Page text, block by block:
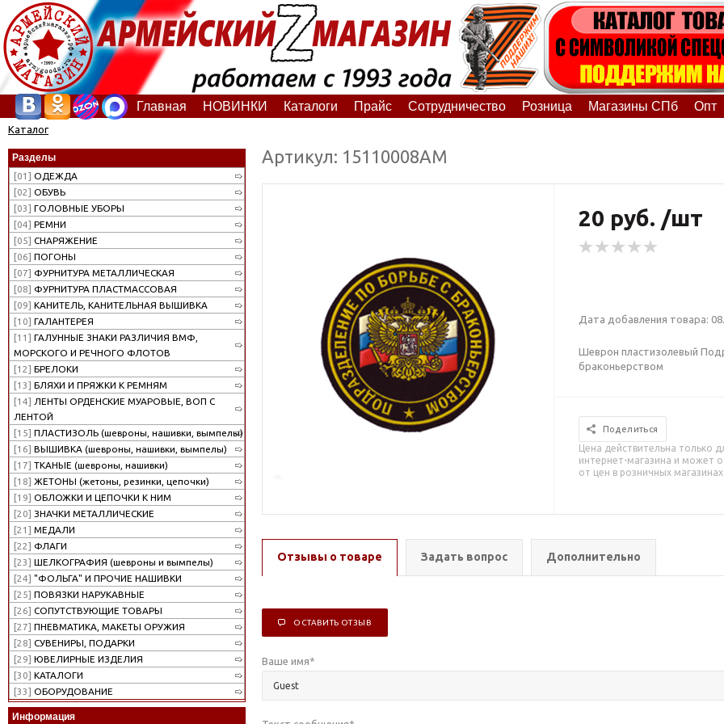
Главная НОВИНКИ Каталоги Прайс Сотрудничество Розница Магазины СПб Опт
Каталог
Разделы
[01] ОДЕЖДА
[02] ОБУВЬ
[03] ГОЛОВНЫЕ УБОРЫ
[04] РЕМНИ
[05] СНАРЯЖЕНИЕ
[06] ПОГОНЫ
[07] ФУРНИТУРА МЕТАЛЛИЧЕСКАЯ
[08] ФУРНИТУРА ПЛАСТМАССОВАЯ
[09] КАНИТЕЛЬ, КАНИТЕЛЬНАЯ ВЫШИВКА
[10] ГАЛАНТЕРЕЯ
[11] ГАЛУННЫЕ ЗНАКИ РАЗЛИЧИЯ ВМФ,
МОРСКОГО И РЕЧНОГО ФЛОТОВ
[12] БРЕЛОКИ
[13] БЛЯХИ И ПРЯЖКИ К РЕМНЯМ
[14] ЛЕНТЫ ОРДЕНСКИЕ МУАРОВЫЕ, ВОП С
ЛЕНТОЙ
[15] ПЛАСТИЗОЛЬ (шевроны, нашивки, вымпелы)
[16] ВЫШИВКА (шевроны, нашивки, вымпелы)
[17] ТКАНЫЕ (шевроны, нашивки)
[18] ЖЕТОНЫ (жетоны, резинки, цепочки)
[19] ОБЛОЖКИ И ЦЕПОЧКИ К НИМ
[20] ЗНАЧКИ МЕТАЛЛИЧЕСКИЕ
[21] МЕДАЛИ
[22] ФЛАГИ
[23] ШЕЛКОГРАФИЯ (шевроны и вымпелы)
[24] "ФОЛЬГА" И ПРОЧИЕ НАШИВКИ
[25] ПОВЯЗКИ НАРУКАВНЫЕ
[26] СОПУТСТВУЮЩИЕ ТОВАРЫ
[27] ПНЕВМАТИКА, МАКЕТЫ ОРУЖИЯ
[28] СУВЕНИРЫ, ПОДАРКИ
[29] ЮВЕЛИРНЫЕ ИЗДЕЛИЯ
[30] КАТАЛОГИ
[33] ОБОРУДОВАНИЕ
Информация
Артикул: 15110008АМ
20 руб. /шт
Дата добавления товара:
Шеврон пластизолевый
браконьерством
Поделиться
Цена действительна только
интернет-магазина и может
от цен в розничных магазинах
Отзывы о товаре Задать вопрос Дополнительно
ОСТАВИТЬ ОТЗЫВ
Ваше имя*